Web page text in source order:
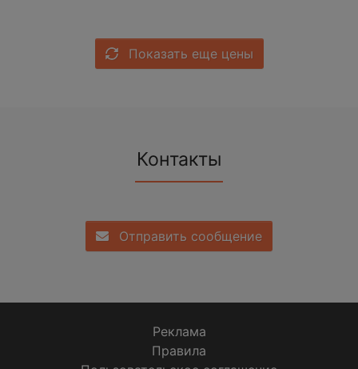
Показать еще цены
Контакты
Отправить сообщение
Реклама
Правила